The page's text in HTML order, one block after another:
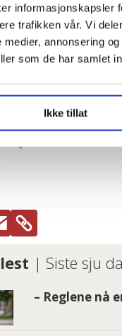
informasjonskapsler
trafikken vår. Vi
medier, annonsering
som de har samlet
Ikke tillat
og
for dette er
den kampen er
politikerne
brukte
sjikane.
| Siste sju
– Reglene nå